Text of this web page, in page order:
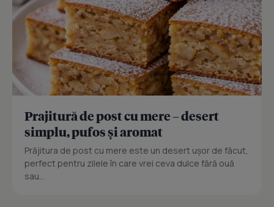
Prajitură de post cu mere – desert
simplu, pufos și aromat
Prăjitura de post cu mere este un desert ușor de făcut,
perfect pentru zilele în care vrei ceva dulce fără ouă
sau...